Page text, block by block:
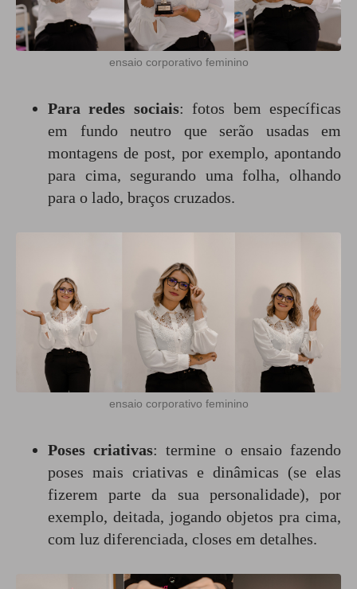
ensaio corporativo feminino
Para redes sociais: fotos bem específicas
em fundo neutro que serão usadas em
montagens de post, por exemplo, apontando
para cima, segurando uma folha, olhando
para o lado, braços cruzados.
ensaio corporativo feminino
Poses criativas: termine o ensaio fazendo
poses mais criativas e dinâmicas (se elas
fizerem parte da sua personalidade), por
exemplo, deitada, jogando objetos pra cima,
com luz diferenciada, closes em detalhes.